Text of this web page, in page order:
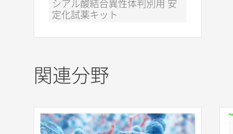
シアル酸結合異性体判別用 安
定化試薬キット
関連分野